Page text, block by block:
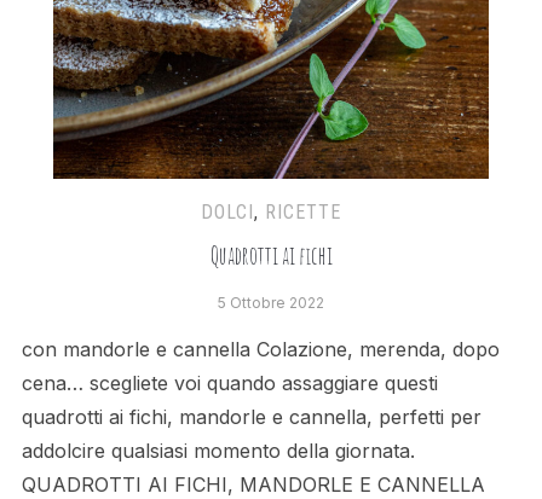
DOLCI, RICETTE
Quadrotti ai fichi
5 Ottobre 2022
con mandorle e cannella Colazione, merenda, dopo
cena… scegliete voi quando assaggiare questi
quadrotti ai fichi, mandorle e cannella, perfetti per
addolcire qualsiasi momento della giornata.
QUADROTTI AI FICHI, MANDORLE E CANNELLA